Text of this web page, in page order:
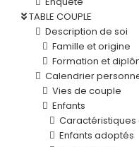
TABLE COUPLE
Description de soi
Famille et origine
Formation et
Calendrier
Vies de couple
Enfants
Caractéristiques
Enfants adoptés